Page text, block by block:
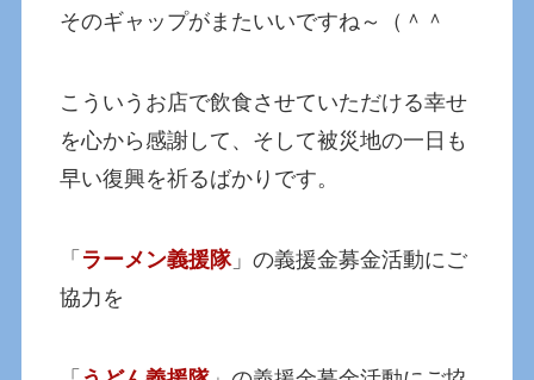
そのギャップがまたいいですね～（＾＾
こういうお店で飲食させていただける幸せ
を心から感謝して、そして被災地の一日も
早い復興を祈るばかりです。
「 ラーメン義援隊」の義援金募金活動にご
協力を